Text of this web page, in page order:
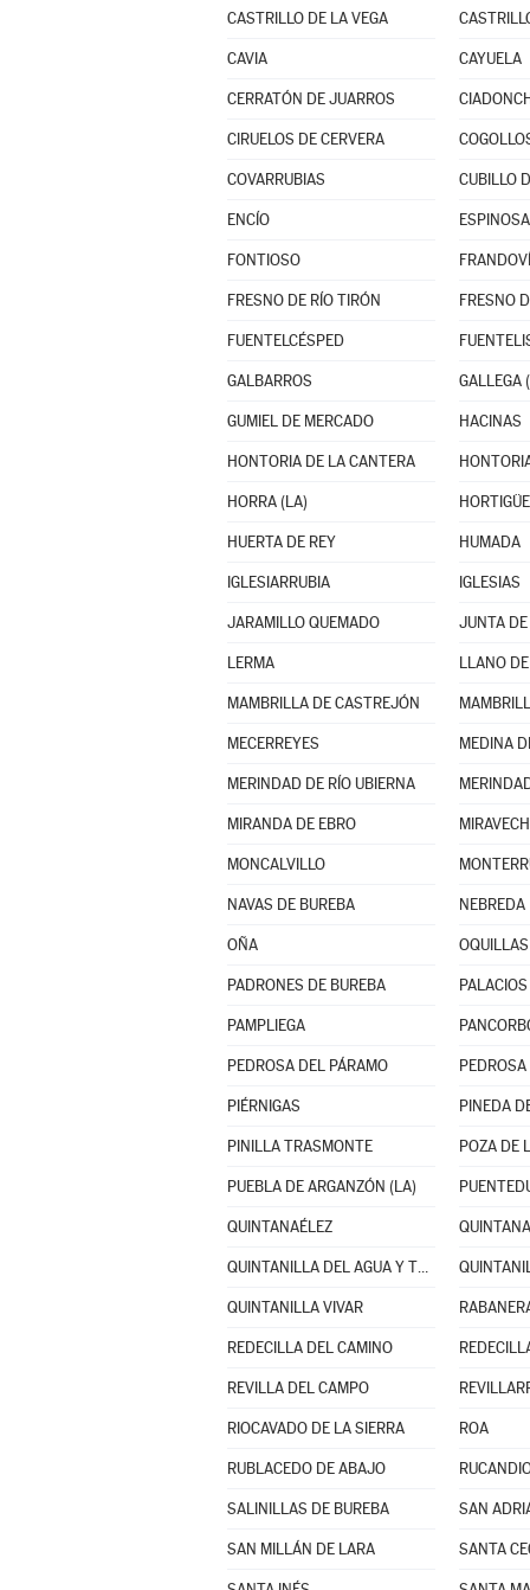
CASTRILLO DE LA VEGA
CAVIA CAYUELA
CERRATÓN DE JUARROS
CIRUELOS DE CERVERA
COVARRUBIAS CUBILLO
ENCÍO
FONTIOSO
FRESNO DE RÍO TIRÓN FRESNO
FUENTELCÉSPED
GALBARROS GALLEGA
GUMIEL DE MERCADO HACINAS
HONTORIA DE LA CANTERA
HORRA (LA)
HUERTA DE REY HUMADA
IGLESIARRUBIA IGLESIAS
JARAMILLO QUEMADO JUNTA
LERMA LLANO
MAMBRILLA DE CASTREJÓN
MECERREYES MEDINA
MERINDAD DE RÍO UBIERNA
MIRANDA DE EBRO
MONCALVILLO
NAVAS DE BUREBA NEBREDA
OÑA OQUILLAS
PADRONES DE BUREBA
PAMPLIEGA
PEDROSA DEL PÁRAMO
PIÉRNIGAS PINEDA
PINILLA TRASMONTE POZA DE
PUEBLA DE ARGANZÓN (LA)
QUINTANAÉLEZ
QUINTANILLA DEL AGUA Y TORDUELES
QUINTANILLA VIVAR
REDECILLA DEL CAMINO
REVILLA DEL CAMPO
RIOCAVADO DE LA SIERRA ROA
RUBLACEDO DE ABAJO
SALINILLAS DE BUREBA SAN
SAN MILLÁN DE LARA SANTA